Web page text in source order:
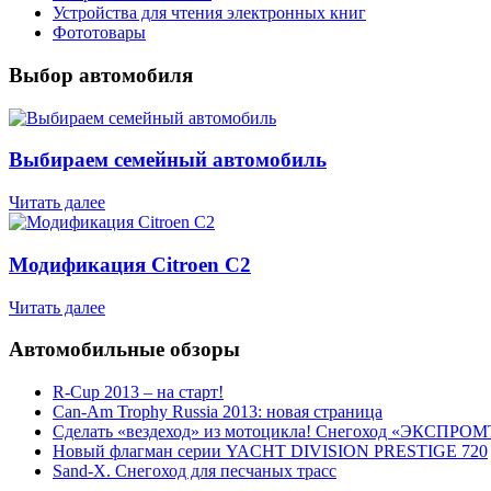
Устройства для чтения электронных книг
Фототовары
Выбор автомобиля
Выбираем семейный автомобиль
Читать далее
Модификация Citroen С2
Читать далее
Автомобильные обзоры
R-Cup 2013 – на старт!
Can-Am Trophy Russia 2013: новая страница
Сделать «вездеход» из мотоцикла! Снегоход
Новый флагман серии YACHT DIVISION PRESTIGE 720
Sand-X. Снегоход для песчаных трасс